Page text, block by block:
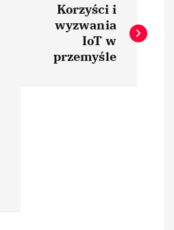
Korzyści i
wyzwania
IoT w
przemyśle